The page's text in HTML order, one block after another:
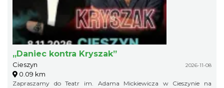
„Daniec kontra Kryszak”
Cieszyn 2026-11-08
0.09 km
Zapraszamy do Teatr im. Adama Mickiewicza w Cieszynie na